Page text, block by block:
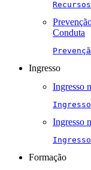
Conduta
Ingresso
Ingresso
Ingresso
Formação